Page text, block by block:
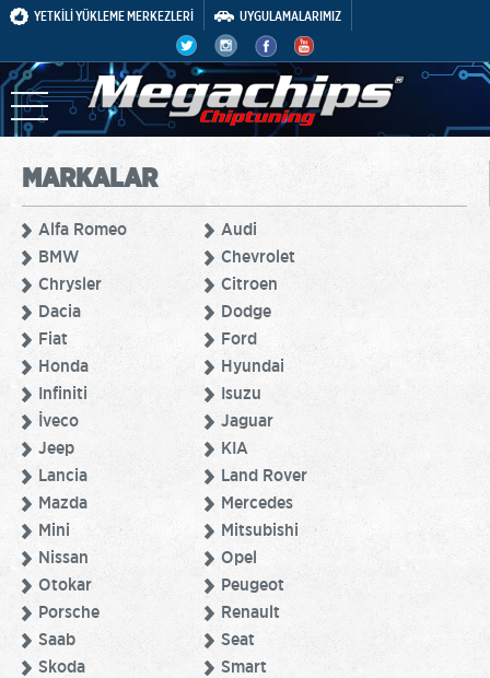
YETKİLİ YÜKLEME MERKEZLERİ UYGULAMALARIMIZ
MARKALAR
Alfa Romeo
Audi
BMW
Chevrolet
Chrysler
Citroen
Dacia
Dodge
Fiat
Ford
Honda
Hyundai
Infiniti
Isuzu
İveco
Jaguar
Jeep
KIA
Lancia
Land Rover
Mazda
Mercedes
Mini
Mitsubishi
Nissan
Opel
Otokar
Peugeot
Porsche
Renault
Saab
Seat
Skoda
Smart